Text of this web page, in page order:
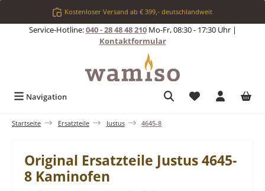
Zum Hauptinhalt springenKostenloser Versand ab € 399,- deutschlandweit
Service-Hotline:040 - 28 48 48 210Mo-Fr, 08:30 - 17:30 Uhr |
Kontaktformular
Navigation Du hast 0
Startseite Ersatzteile Justus 4645-8
Original Ersatzteile Justus 4645-
8 Kaminofen